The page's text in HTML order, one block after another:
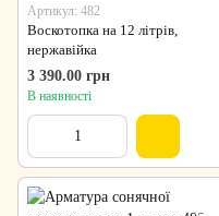
Артикул: 482
Воскотопка на 12 літрів,
нержавійка
3 390.00 грн
В наявності